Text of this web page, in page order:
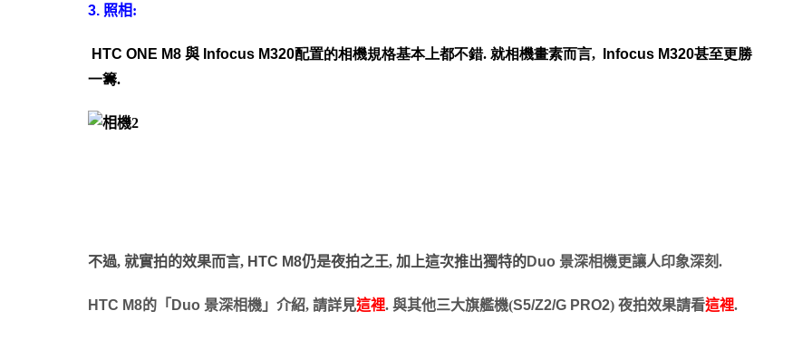
3. 照相:
HTC ONE M8 與 Infocus M320配置的相機規格基本上都不錯. 就相機畫素而言, Infocus M320甚至更勝
一籌.
不過, 就實拍的效果而言, HTC M8仍是夜拍之王, 加上這次推出獨特的Duo 景深相機更讓人印象深刻.
HTC M8的「 Duo 景深相機」介紹, 請詳見這裡. 與其他三大旗艦機(S5/Z2/G PRO2) 夜拍效果請看這裡.